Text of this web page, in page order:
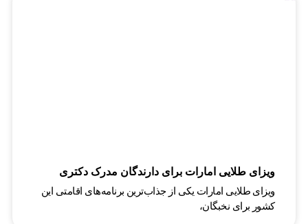
ویزای طلایی امارات برای دارندگان مدرک دکتری
ویزای طلایی امارات یکی از جذاب‌ترین برنامه‌های اقامتی این
کشور برای نخبگان،